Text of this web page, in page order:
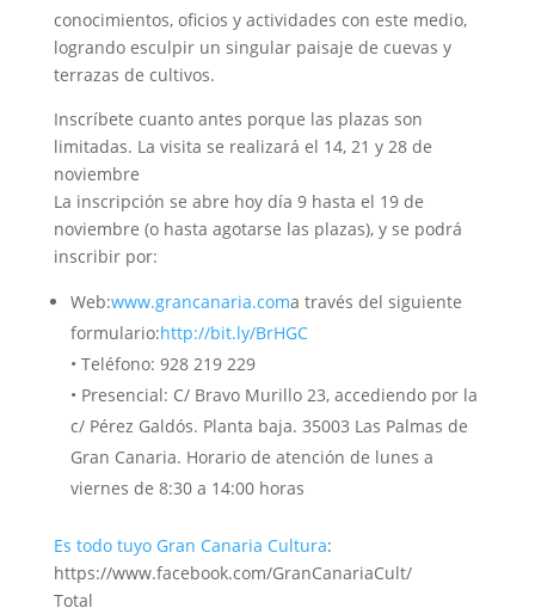
conocimientos, oficios y actividades con este medio,
logrando esculpir un singular paisaje de cuevas y
terrazas de cultivos.
Inscríbete cuanto antes porque las plazas son
limitadas. La visita se realizará el 14, 21 y 28 de
noviembre
La inscripción se abre hoy día 9 hasta el 19 de
noviembre (o hasta agotarse las plazas), y se podrá
inscribir por:
Web:www.grancanaria.coma través del siguiente
formulario:http://bit.ly/BrHGC
• Teléfono: 928 219 229
• Presencial: C/ Bravo Murillo 23, accediendo por la
c/ Pérez Galdós. Planta baja. 35003 Las Palmas de
Gran Canaria. Horario de atención de lunes a
viernes de 8:30 a 14:00 horas
Es todo tuyo Gran Canaria Cultura:
https://www.facebook.com/GranCanariaCult/
Total